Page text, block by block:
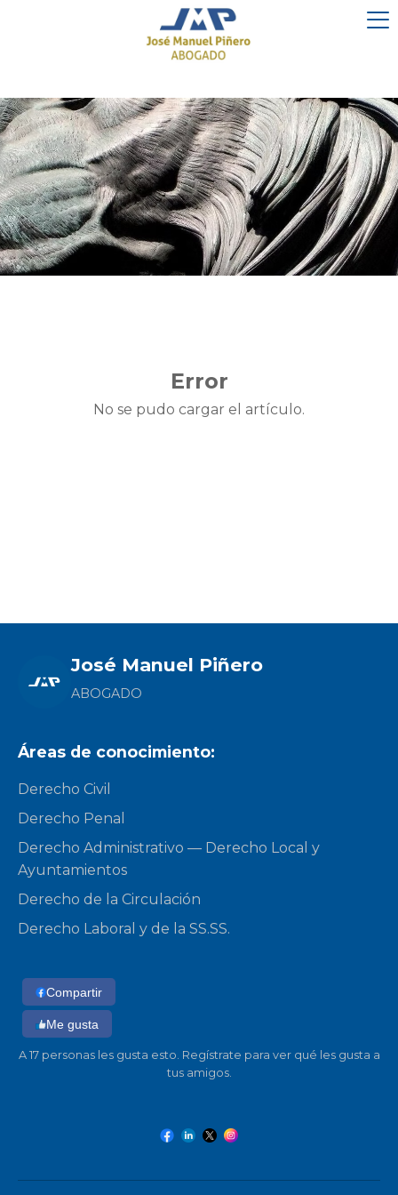
Error
No se pudo cargar el artículo.
José Manuel Piñero
ABOGADO
Áreas de conocimiento:
Derecho Civil
Derecho Penal
Derecho Administrativo — Derecho Local y
Ayuntamientos
Derecho de la Circulación
Derecho Laboral y de la SS.SS.
Compartir
Me gusta
A 17 personas les gusta esto. Regístrate para ver qué les gusta a
tus amigos.